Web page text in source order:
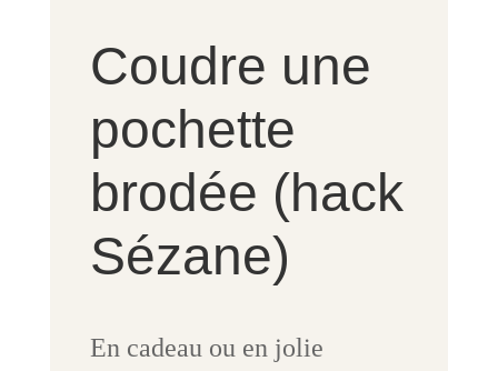
Coudre une
pochette
brodée (hack
Sézane)
En cadeau ou en jolie